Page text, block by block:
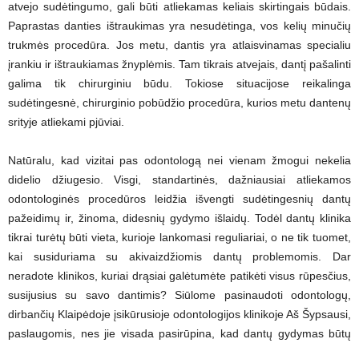
atvejo sudėtingumo, gali būti atliekamas keliais skirtingais būdais.
Paprastas danties ištraukimas yra nesudėtinga, vos kelių minučių
trukmės procedūra. Jos metu, dantis yra atlaisvinamas specialiu
įrankiu ir ištraukiamas žnyplėmis. Tam tikrais atvejais, dantį pašalinti
galima tik chirurginiu būdu. Tokiose situacijose reikalinga
sudėtingesnė, chirurginio pobūdžio procedūra, kurios metu dantenų
srityje atliekami pjūviai.
Natūralu, kad vizitai pas odontologą nei vienam žmogui nekelia
didelio džiugesio. Visgi, standartinės, dažniausiai atliekamos
odontologinės procedūros leidžia išvengti sudėtingesnių dantų
pažeidimų ir, žinoma, didesnių gydymo išlaidų. Todėl dantų klinika
tikrai turėtų būti vieta, kurioje lankomasi reguliariai, o ne tik tuomet,
kai susiduriama su akivaizdžiomis dantų problemomis. Dar
neradote klinikos, kuriai drąsiai galėtumėte patikėti visus rūpesčius,
susijusius su savo dantimis? Siūlome pasinaudoti odontologų,
dirbančių Klaipėdoje įsikūrusioje odontologijos klinikoje Aš Šypsausi,
paslaugomis, nes jie visada pasirūpina, kad dantų gydymas būtų